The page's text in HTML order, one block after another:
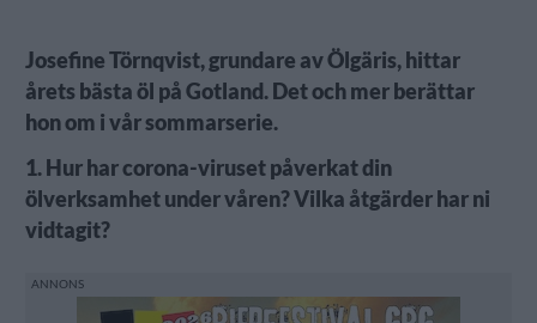
Josefine Törnqvist, grundare av Ölgäris, hittar
årets bästa öl på Gotland. Det och mer berättar
hon om i vår sommarserie.
1. Hur har corona-viruset påverkat din
ölverksamhet under våren? Vilka åtgärder har ni
vidtagit?